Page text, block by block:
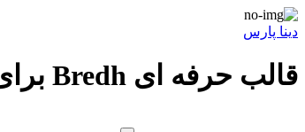
دینا پارس
قالب حرفه ای Bredh برای میزبانی وب WHMCS